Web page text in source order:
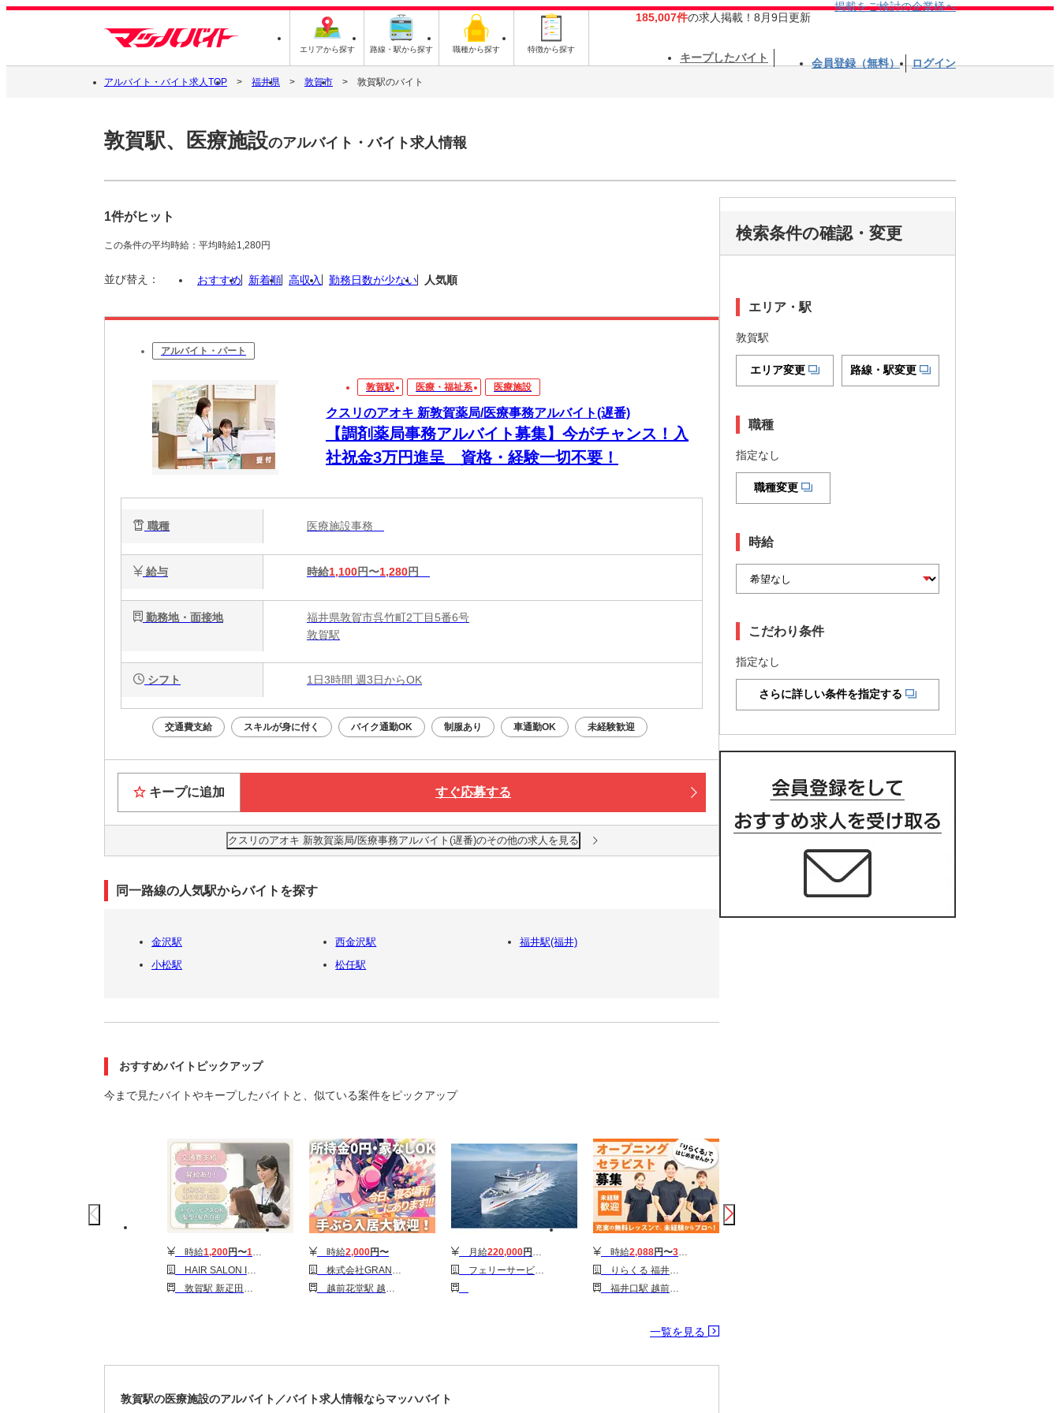
エリアから探す 路線・駅から探す 職種から探す 特徴から探す
185,007件の求人掲載！8月9日更新
掲載をご検討の企業様へ
キープしたバイト 会員登録（無料） ログイン
アルバイト・バイト求人TOP 福井県 敦賀市 敦賀駅のバイト
敦賀駅、医療施設のアルバイト・バイト求人情報
1件がヒット
この条件の平均時給：平均時給1,280円
並び替え： おすすめ 新着順 高収入 勤務日数が少ない 人気順
アルバイト・パート
敦賀駅 医療・福祉系 医療施設
クスリのアオキ 新敦賀薬局/医療事務アルバイト(遅番)
【調剤薬局事務アルバイト募集】今がチャンス！入
社祝金3万円進呈 資格・経験一切不要！
職種 医療施設事務
給与 時給1,100円〜1,280円
勤務地・面接地
福井県敦賀市呉竹町2丁目5番6号
敦賀駅
シフト 1日3時間 週3日からOK
交通費支給 スキルが身に付く バイク通勤OK 制服あり 車通勤OK 未経験歓迎
キープに追加 すぐ応募する
クスリのアオキ 新敦賀薬局/医療事務アルバイト(遅番)のその他の求人を見る
同一路線の人気駅からバイトを探す
金沢駅 西金沢駅
福井駅(福井)
小松駅
松任駅
おすすめバイトピックアップ
今まで見たバイトやキープしたバイトと、似ている案件をピックアップ
時給1,200円〜1,600
HAIR SALON IWASAKI 福井敦賀店［パート］スタイリスト(株式会社ハクブン)
敦賀駅 新疋田駅 粟野駅
時給2,000円〜
株式会社GRANSTARTS
越前花堂駅 越前開発駅 商工会議所前駅
月給220,000円〜
フェリーサービス株式会社 敦賀(船内調理)
時給2,088円〜3,510
りらくる 福井北四ツ居店1
福井口駅 越前開発駅 福井(福井)駅
一覧を見る
敦賀駅の医療施設のアルバイト／バイト求人情報ならマッハバイト
検索条件の確認・変更
エリア・駅
敦賀駅
エリア変更 路線・駅変更
職種
指定なし
職種変更
時給
こだわり条件
指定なし
さらに詳しい条件を指定する